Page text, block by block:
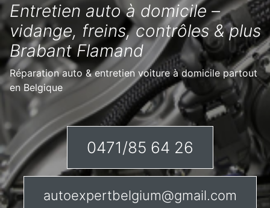
Entretien auto à domicile –
vidange, freins, contrôles & plus
Brabant Flamand
Réparation auto & entretien voiture à domicile partout
en Belgique
0471/85 64 26
autoexpertbelgium@gmail.com